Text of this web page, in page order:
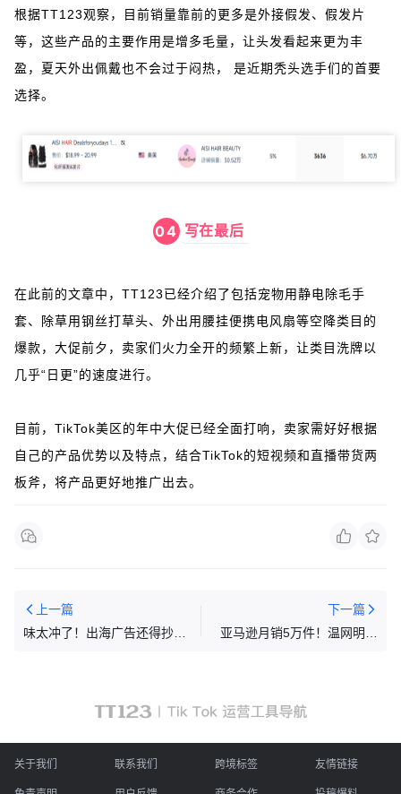
根据TT123观察，目前销量靠前的更多是外接假发、假发片
等，这些产品的主要作用是增多毛量，让头发看起来更为丰
盈，夏天外出佩戴也不会过于闷热， 是近期秃头选手们的首要
选择。
04 写在最后
在此前的文章中，TT123已经介绍了包括宠物用静电除毛手
套、除草用钢丝打草头、外出用腰挂便携电风扇等空降类目的
爆款，大促前夕，卖家们火力全开的频繁上新，让类目洗牌以
几乎“日更”的速度进行。
目前，TikTok美区的年中大促已经全面打响，卖家需好好根据
自己的产品优势以及特点，结合TikTok的短视频和直播带货两
板斧，将产品更好地推广出去。
上一篇
味太冲了！出海广告还得抄中
下一篇
亚马逊月销5万件！温网明星
关于我们 联系我们 跨境标签 友情链接